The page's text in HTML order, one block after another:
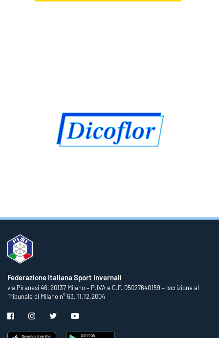
Federazione Italiana Sport Invernali
via Piranesi 46, 20137 Milano – P.IVA e C.F. 05027640159 – Iscrizione al
Tribunale di Milano n° 63, 11.12.2004